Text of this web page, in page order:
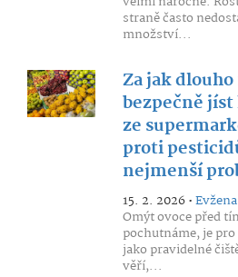
straně často
množství...
Za jak
bezpečně
ze
proti
nejmenší
15. 2. 2026 •
Omýt ovoce před
pochutnáme, je
jako pravidelné
věří,...